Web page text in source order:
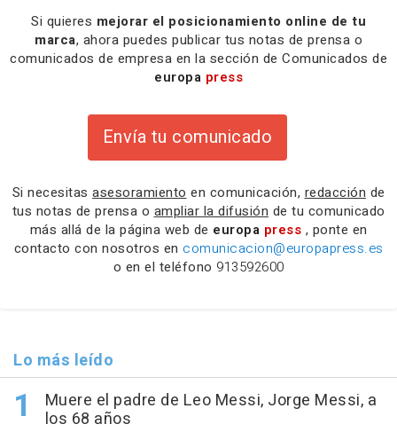
Si quieres mejorar el posicionamiento online de tu
marca, ahora puedes publicar tus notas de prensa o
comunicados de empresa en la sección de Comunicados de
europa press
Envía tu comunicado
Si necesitas asesoramiento en comunicación, redacción de
tus notas de prensa o ampliar la difusión de tu comunicado
más allá de la página web de europa press , ponte en
contacto con nosotros en comunicacion@europapress.es
o en el teléfono 913592600
Lo más leído
Muere el padre de Leo Messi, Jorge Messi, a
los 68 años